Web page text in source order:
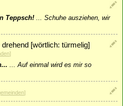
Teppsch! ... Schuhe ausziehen, wir
[wörtlich: türmelig]
]
...Auf einmal wird es mir so
]